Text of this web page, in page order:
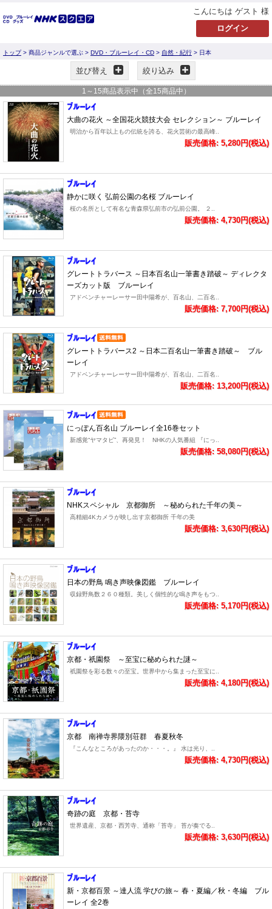
こんにちは ゲスト 様
トップ> 商品ジャンルで選ぶ > DVD・ブルーレイ・CD > 自然・紀行 > 日本
並び替え 絞り込み
1 ～ 15商品表示中（全15商品中）
大曲の花火 ～全国花火競技大会 セレクション～ ブルーレイ
明治から百年以上もの伝統を誇る、花火芸術の最高峰..
販売価格: 5,280円(税込)
静かに咲く 弘前公園の名桜 ブルーレイ
桜の名所として有名な青森県弘前市の弘前公園。 ２..
販売価格: 4,730円(税込)
グレートトラバース ～日本百名山一筆書き踏破～ ディレクタ
ーズカット版 ブルーレイ
アドベンチャーレーサー田中陽希が、百名山、二百名..
販売価格: 7,700円(税込)
グレートトラバース2 ～日本二百名山一筆書き踏破～ ブル
ーレイ
アドベンチャーレーサー田中陽希が、百名山、二百名..
販売価格: 13,200円(税込)
にっぽん百名山 ブルーレイ全16巻セット
新感覚“ヤマタビ”、再発見！ NHKの人気番組 『にっ..
販売価格: 58,080円(税込)
NHKスペシャル 京都御所 ～秘められた千年の美～
高精細4Kカメラが映し出す京都御所 千年の美
販売価格: 3,630円(税込)
日本の野鳥 鳴き声映像図鑑 ブルーレイ
収録野鳥数２６０種類。美しく個性的な鳴き声をもつ..
販売価格: 5,170円(税込)
京都・祇園祭 ～至宝に秘められた謎～
祇園祭を彩る数々の至宝。世界中から集まった至宝に..
販売価格: 4,180円(税込)
京都 南禅寺界隈別荘群 春夏秋冬
『こんなところがあったのか・・・。』 水は光り、..
販売価格: 4,730円(税込)
奇跡の庭 京都・苔寺
世界遺産、京都・西芳寺、通称「苔寺」 苔が奏でる..
販売価格: 3,630円(税込)
新・京都百景 ～達人流 学びの旅～ 春・夏編／秋・冬編 ブル
ーレイ 全2巻